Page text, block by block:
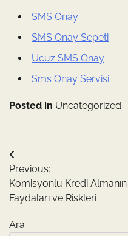
SMS Onay
SMS Onay Sepeti
Ucuz SMS Onay
Sms Onay Servisi
Posted in Uncategorized
Yazı
gezinmesi
Previous:
Komisyonlu Kredi Almanın
Faydaları ve Riskleri
Ara